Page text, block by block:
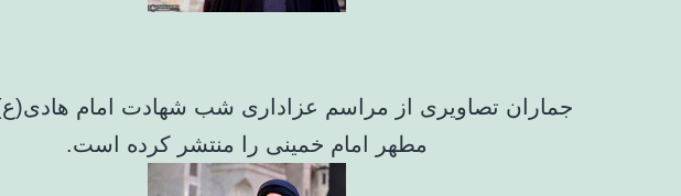
جماران تصاویری از مراسم عزاداری شب شهادت امام
مطهر امام خمینی را منتشر کرده است.